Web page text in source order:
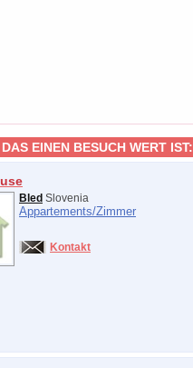
EINEN BESUCH WERT IST:
Bled Slovenia
Appartements/Zimmer
Kontakt